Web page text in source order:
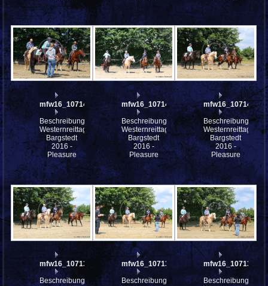
mfw16_107143ww
Beschreibung:
Westernreittage
Bargstedt
2016 -
Pleasure
mfw16_107142ww
Beschreibung:
Westernreittage
Bargstedt
2016 -
Pleasure
mfw16_107140ww
Beschreibung:
Westernreittage
Bargstedt
2016 -
Pleasure
mfw16_107139ww
Beschreibung:
mfw16_107138ww
Beschreibung:
mfw16_107137ww
Beschreibung: